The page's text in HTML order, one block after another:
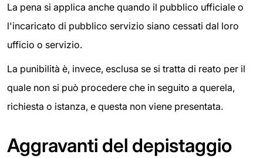
La pena si applica anche quando il pubblico ufficiale o
l'incaricato di pubblico servizio siano cessati dal loro
ufficio o servizio.
La punibilità è, invece, esclusa se si tratta di reato per il
quale non si può procedere che in seguito a querela,
richiesta o istanza, e questa non viene presentata.
Aggravanti del depistaggio